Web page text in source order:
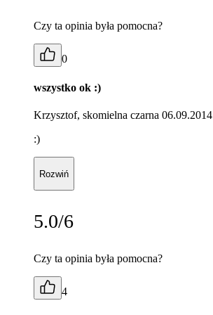
Czy ta opinia była pomocna?
0
wszystko ok :)
Krzysztof, skomielna czarna 06.09.2014
:)
Rozwiń
5.0/6
Czy ta opinia była pomocna?
4